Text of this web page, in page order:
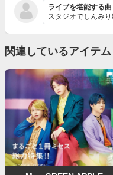
ライブを堪能する曲
関連しているアイテム